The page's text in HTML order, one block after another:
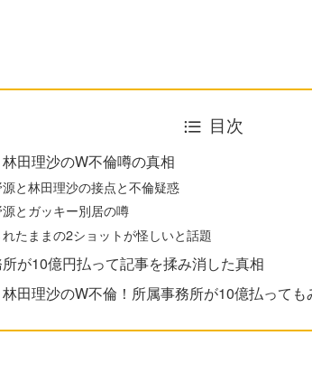
目次
田理沙のW不倫噂の真相
と林田理沙の接点と不倫疑惑
とガッキー別居の噂
たままの2ショットが怪しいと話題
が10億円払って記事を揉み消した真相
田理沙のW不倫！所属事務所が10億払っても